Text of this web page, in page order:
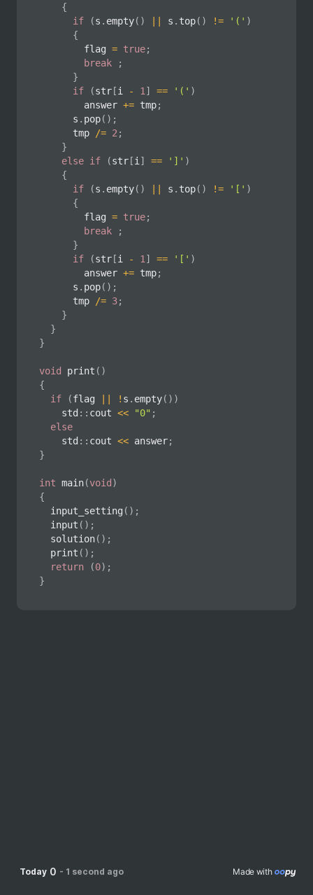
{
if
(s . empty( ) s . top( ) != '(' )
{
				flag
= true;
break
;
}
if
(str [i - 1 ] == '(' )
				answer
+= tmp;
			s
. pop( ) ;
			tmp
/= 2 ;
}
else if (str [i ] == ']' )
{
if
(s . empty( ) s . top( ) != '[' )
{
				flag
= true;
break
;
}
if
(str [i - 1 ] == '[' )
				answer
+= tmp;
			s
. pop( ) ;
			tmp
/= 3;
}
}
}
void print ( )
{
if
(flag ! s . empty( ) )
		std
:: cout << "0" ;
else
		std
:: cout << answer;
}
int main(void )
{
input_setting ( ) ;
input ( ) ;
solution( ) ;
print ( ) ;
return
(0) ;
}
Today 0 - 1 second ago Made with